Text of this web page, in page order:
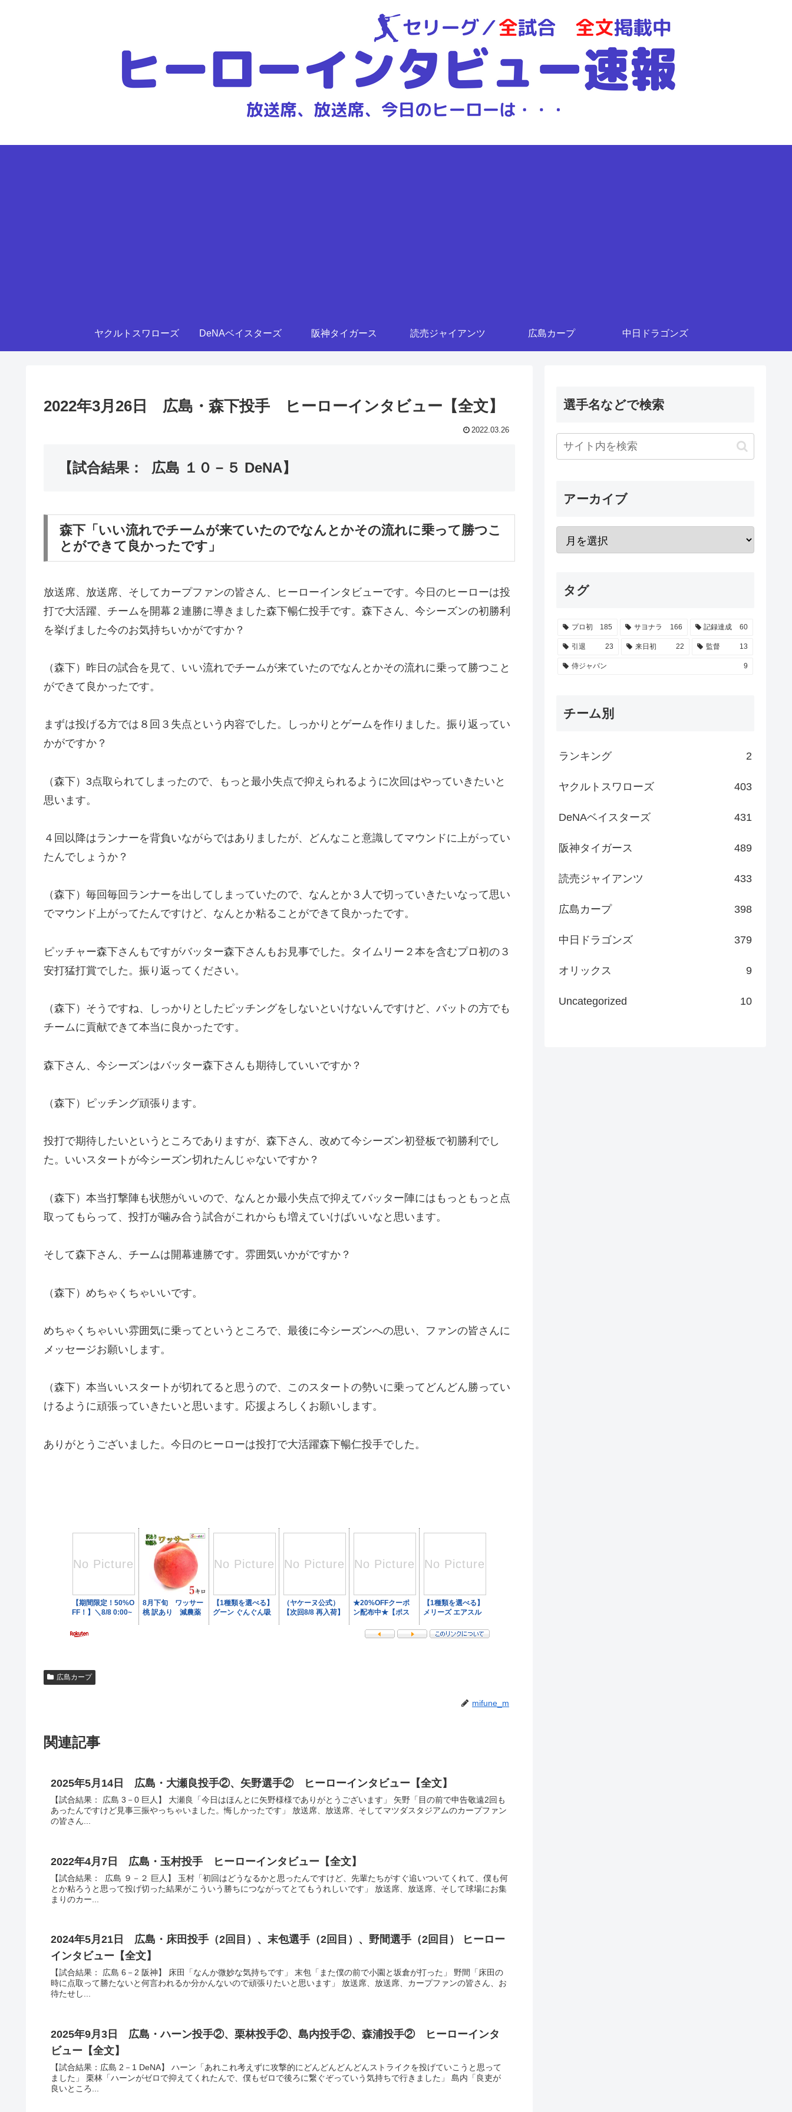
ヤクルトスワローズ DeNAベイスターズ 阪神タイガース 読売ジャイアンツ 広島カープ 中日ドラゴンズ
2022年3月26日 広島・森下投手 ヒーローインタビュー【全文】
2022.03.26
【試合結果： 広島 １０－５ DeNA】
森下「いい流れでチームが来ていたのでなんとかその流れに乗って勝つこ
とができて良かったです」
放送席、放送席、そしてカープファンの皆さん、ヒーローインタビューです。今日のヒーローは投
打で大活躍、チームを開幕２連勝に導きました森下暢仁投手です。森下さん、今シーズンの初勝利
を挙げました今のお気持ちいかがですか？
（森下）昨日の試合を見て、いい流れでチームが来ていたのでなんとかその流れに乗って勝つこと
ができて良かったです。
まずは投げる方では８回３失点という内容でした。しっかりとゲームを作りました。振り返ってい
かがですか？
（森下）3点取られてしまったので、もっと最小失点で抑えられるように次回はやっていきたいと
思います。
４回以降はランナーを背負いながらではありましたが、どんなこと意識してマウンドに上がってい
たんでしょうか？
（森下）毎回毎回ランナーを出してしまっていたので、なんとか３人で切っていきたいなって思い
でマウンド上がってたんですけど、なんとか粘ることができて良かったです。
ピッチャー森下さんもですがバッター森下さんもお見事でした。タイムリー２本を含むプロ初の３
安打猛打賞でした。振り返ってください。
（森下）そうですね、しっかりとしたピッチングをしないといけないんですけど、バットの方でも
チームに貢献できて本当に良かったです。
森下さん、今シーズンはバッター森下さんも期待していいですか？
（森下）ピッチング頑張ります。
投打で期待したいというところでありますが、森下さん、改めて今シーズン初登板で初勝利でし
た。いいスタートが今シーズン切れたんじゃないですか？
（森下）本当打撃陣も状態がいいので、なんとか最小失点で抑えてバッター陣にはもっともっと点
取ってもらって、投打が噛み合う試合がこれからも増えていけばいいなと思います。
そして森下さん、チームは開幕連勝です。雰囲気いかがですか？
（森下）めちゃくちゃいいです。
めちゃくちゃいい雰囲気に乗ってというところで、最後に今シーズンへの思い、ファンの皆さんに
メッセージお願いします。
（森下）本当いいスタートが切れてると思うので、このスタートの勢いに乗ってどんどん勝ってい
けるように頑張っていきたいと思います。応援よろしくお願いします。
ありがとうございました。今日のヒーローは投打で大活躍森下暢仁投手でした。
広島カープ
mifune_m
関連記事
2025年5月14日 広島・大瀬良投手②、矢野選手② ヒーローインタビュー【全文】
【試合結果： 広島 3－0 巨人】 大瀬良「今日はほんとに矢野様様でありがとうございます」 矢野「目の前で申告敬遠2回も
あったんですけど見事三振やっちゃいました。悔しかったです」 放送席、放送席、そしてマツダスタジアムのカープファン
の皆さん...
2022年4月7日 広島・玉村投手 ヒーローインタビュー【全文】
【試合結果： 広島 ９－２ 巨人】 玉村「初回はどうなるかと思ったんですけど、先輩たちがすぐ追いついてくれて、僕も何
とか粘ろうと思って投げ切った結果がこういう勝ちにつながってとてもうれしいです」 放送席、放送席、そして球場にお集
まりのカー...
2024年5月21日 広島・床田投手（2回目）、末包選手（2回目）、野間選手（2回目） ヒーロー
インタビュー【全文】
【試合結果： 広島 6－2 阪神】 床田「なんか微妙な気持ちです」 末包「また僕の前で小園と坂倉が打った」 野間「床田の
時に点取って勝たないと何言われるか分かんないので頑張りたいと思います」 放送席、放送席、カープファンの皆さん、お
待たせし...
2025年9月3日 広島・ハーン投手②、栗林投手②、島内投手②、森浦投手② ヒーローインタ
ビュー【全文】
【試合結果：広島 2－1 DeNA】 ハーン「あれこれ考えずに攻撃的にどんどんどんどんストライクを投げていこうと思って
ました」 栗林「ハーンがゼロで抑えてくれたんで、僕もゼロで後ろに繋ぐぞっていう気持ちで行きました」 島内「良吏が
良いところ...
選手名などで検索
アーカイブ
タグ
プロ初 185 サヨナラ 166 記録達成 60
引退 23 来日初 22 監督 13
侍ジャパン 9
チーム別
ランキング 2
ヤクルトスワローズ 403
DeNAベイスターズ 431
阪神タイガース 489
読売ジャイアンツ 433
広島カープ 398
中日ドラゴンズ 379
オリックス 9
Uncategorized 10